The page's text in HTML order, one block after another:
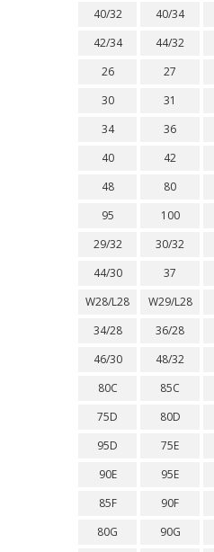
40/32
40/34
42/34
44/32
26
27
30
31
34
36
40
42
48
80
95
100
29/32
30/32
44/30
37
W28/L28
W29/L28
34/28
36/28
46/30
48/32
80C
85C
75D
80D
95D
75E
90E
95E
85F
90F
80G
90G